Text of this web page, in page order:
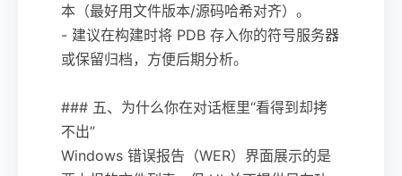
本（最好用文件版本/源码哈希对齐）。
- 建议在构建时将 PDB 存入你的符号服务器
或保留归档，方便后期分析。
### 五、为什么你在对话框里“看得到却拷
不出”
Windows 错误报告（WER）界面展示的是